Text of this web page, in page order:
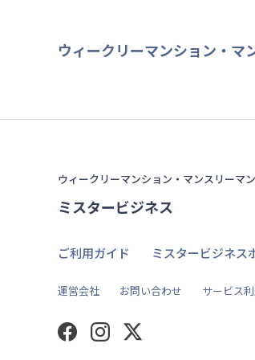
ウィークリーマンション・マ
ウィークリーマンション・マンスリーマ
ミスタービジネス
ご利用ガイド ミスタービジネス
運営会社 お問い合わせ サービス
FacebookInstagramTwitter